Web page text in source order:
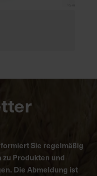
Sie regelmäßig
Produkten und
Die Abmeldung ist